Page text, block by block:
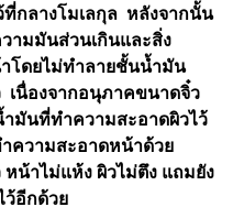
กลางโมเลกุล หลังจากนั้น
ามมันส่วนเกินและสิ่ง
โดยไม่ทำลายชั้นน้ำมัน
นื่องจากอนุภาคขนาดจิ๋ว
มันที่ทำความสะอาดผิวไว้
ำความสะอาดหน้าด้วย
น้าไม่แห้ง ผิวไม่ตึง แถมยัง
ว้อีกด้วย